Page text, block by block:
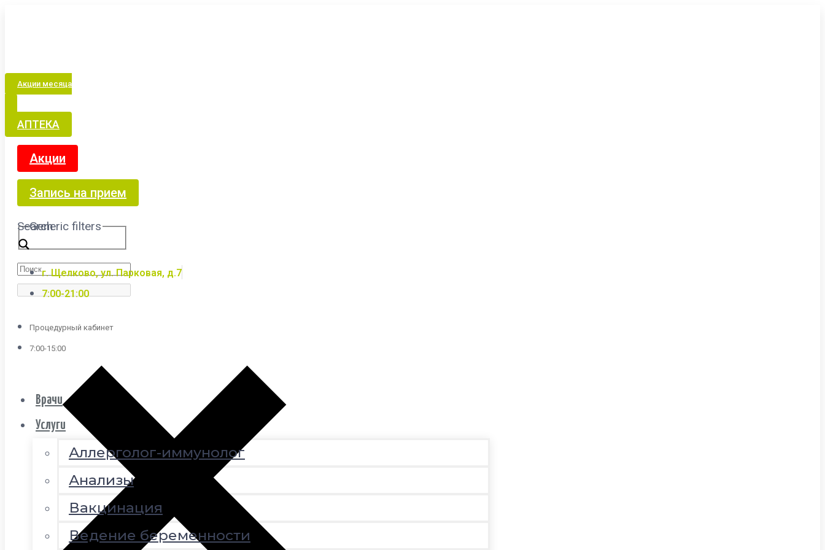
Акции месяца
АПТЕКА
Акции
Запись на прием
Search
Generic filters
г. Щелково, ул. Парковая, д.7
7:00-21:00
Процедурный кабинет
7:00-15:00
Врачи
Услуги
Аллерголог-иммунолог
Анализы
Вакцинация
Ведение беременности